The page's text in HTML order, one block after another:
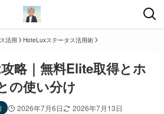
活用 HoteLuxステータス活用術
略｜無料Elite取得とホ
の使い分け
2026年7月6日 2026年7月13日